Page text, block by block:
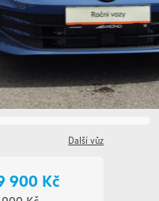
Další vůz
900 Kč